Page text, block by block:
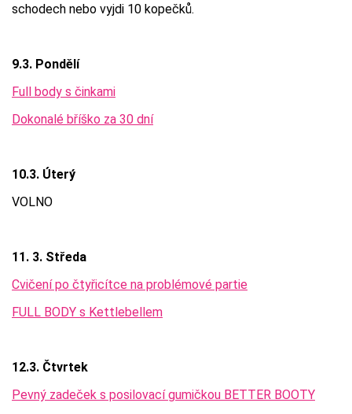
schodech nebo vyjdi 10 kopečků.
9.3. Pondělí
Full body s činkami
Dokonalé bříško za 30 dní
10.3. Úterý
VOLNO
11. 3. Středa
Cvičení po čtyřicítce na problémové partie
FULL BODY s Kettlebellem
12.3. Čtvrtek
Pevný zadeček s posilovací gumičkou BETTER BOOTY